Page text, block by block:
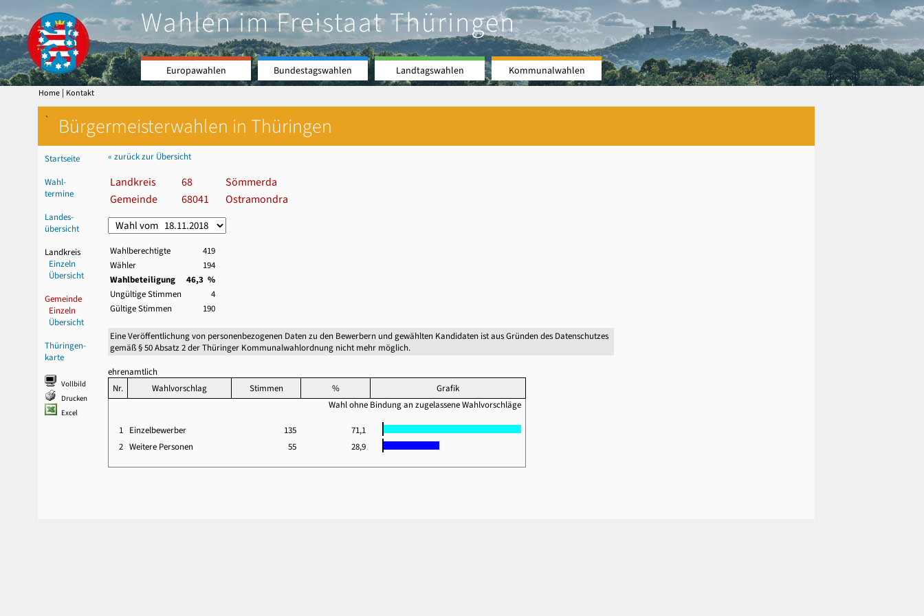
Wahlen im Freistaat Thüringen
Europawahlen Bundestagswahlen Landtagswahlen Kommunalwahlen
Home | Kontakt
` Bürgermeisterwahlen in Thüringen
Startseite
Wahl-
termine
Landes-
übersicht
Landkreis
Einzeln
Übersicht
Gemeinde
Einzeln
Übersicht
Thüringen-
karte
Vollbild
Drucken
Excel
« zurück zur Übersicht
Landkreis 68
Sömmerda
Gemeinde
68041 Ostramondra
Wahlberechtigte
419
Wähler
194
Wahlbeteiligung
46,3 %
Ungültige Stimmen
4
Gültige Stimmen
190
Eine Veröffentlichung von personenbezogenen Daten zu den Bewerbern und gewählten Kandidaten ist aus Gründen des Datenschutzes
gemäß § 50 Absatz 2 der Thüringer Kommunalwahlordnung nicht mehr möglich.
ehrenamtlich
Nr.
Wahlvorschlag Stimmen %
Grafik
Wahl ohne Bindung an zugelassene Wahlvorschläge
1 Einzelbewerber 135
71,1
2 Weitere Personen 55 28,9